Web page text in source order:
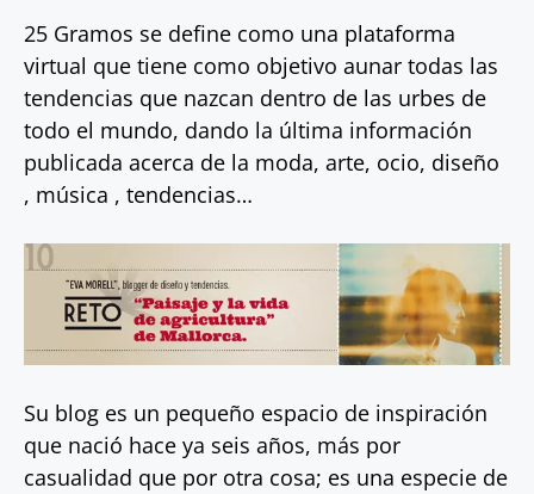
25 Gramos se define como una plataforma
virtual que tiene como objetivo aunar todas las
tendencias que nazcan dentro de las urbes de
todo el mundo, dando la última información
publicada acerca de la moda, arte, ocio, diseño
, música , tendencias…
Su blog es un pequeño espacio de inspiración
que nació hace ya seis años, más por
casualidad que por otra cosa; es una especie de